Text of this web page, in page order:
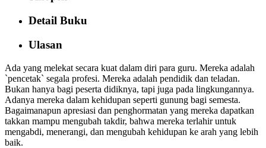
Detail Buku
Ulasan
Ada yang melekat secara kuat dalam diri para guru. Mereka adalah
`pencetak` segala profesi. Mereka adalah pendidik dan teladan.
Bukan hanya bagi peserta didiknya, tapi juga pada lingkungannya.
Adanya mereka dalam kehidupan seperti gunung bagi semesta.
Bagaimanapun apresiasi dan penghormatan yang mereka dapatkan
takkan mampu mengubah takdir, bahwa mereka terlahir untuk
mengabdi, menerangi, dan mengubah kehidupan ke arah yang lebih
baik.